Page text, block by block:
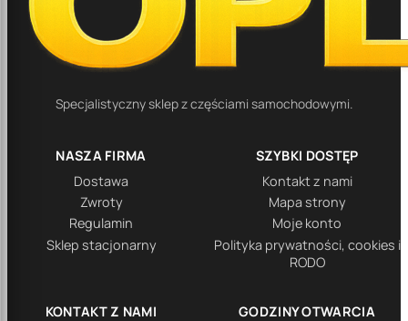
Specjalistyczny sklep z częściami samochodowymi.
NASZA FIRMA
Dostawa
Zwroty
Regulamin
Sklep stacjonarny
SZYBKI DOSTĘP
Kontakt z nami
Mapa strony
Moje konto
Polityka prywatności, cookies i
RODO
KONTAKT Z NAMI
GODZINY OTWARCIA